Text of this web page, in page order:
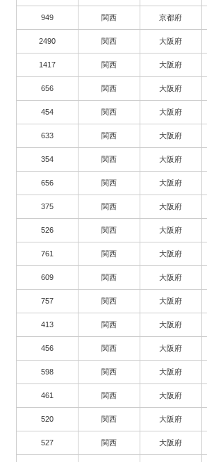
949 関西 京都府
2490 関西 大阪府
1417 関西 大阪府
656 関西 大阪府
454 関西 大阪府
633 関西 大阪府
354 関西 大阪府
656 関西 大阪府
375 関西 大阪府
526 関西 大阪府
761 関西 大阪府
609 関西 大阪府
757 関西 大阪府
413 関西 大阪府
456 関西 大阪府
598 関西 大阪府
461 関西 大阪府
520 関西 大阪府
527 関西 大阪府